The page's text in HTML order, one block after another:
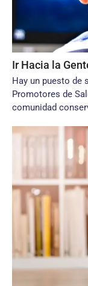
Ir Hacia la
Hay un puesto de
Promotores de
comunidad